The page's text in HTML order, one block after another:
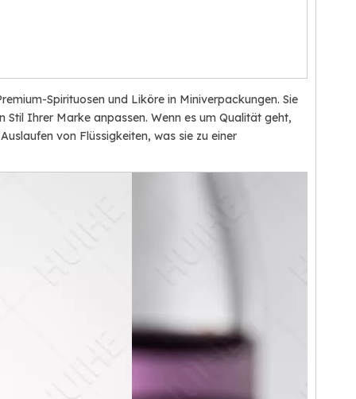
Spirituosen und Liköre in Miniverpackungen. Sie
Stil Ihrer Marke anpassen. Wenn es um Qualität geht,
von Flüssigkeiten, was sie zu einer